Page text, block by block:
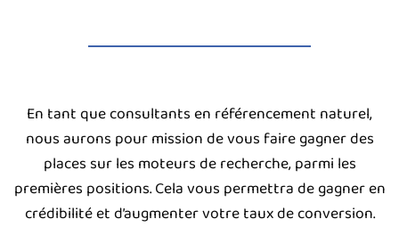
En tant que consultants en référencement naturel,
nous aurons pour mission de vous faire gagner des
places sur les moteurs de recherche, parmi les
premières positions. Cela vous permettra de gagner en
crédibilité et d’augmenter votre taux de conversion.